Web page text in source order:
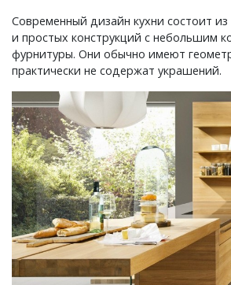
Современный дизайн кухни состоит из
и простых конструкций с небольшим
фурнитуры. Они обычно имеют
практически не содержат украшений.